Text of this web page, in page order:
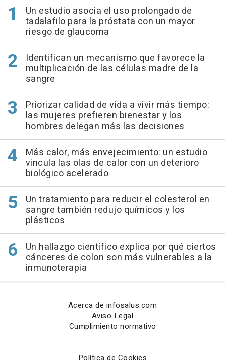
Un estudio asocia el uso prolongado de
tadalafilo para la próstata con un mayor
riesgo de glaucoma
Identifican un mecanismo que favorece la
multiplicación de las células madre de la
sangre
Priorizar calidad de vida a vivir más tiempo:
las mujeres prefieren bienestar y los
hombres delegan más las decisiones
Más calor, más envejecimiento: un estudio
vincula las olas de calor con un deterioro
biológico acelerado
Un tratamiento para reducir el colesterol en
sangre también redujo químicos y los
plásticos
Un hallazgo científico explica por qué ciertos
cánceres de colon son más vulnerables a la
inmunoterapia
Acerca de infosalus.com
Aviso Legal
Cumplimiento normativo
Política de Cookies